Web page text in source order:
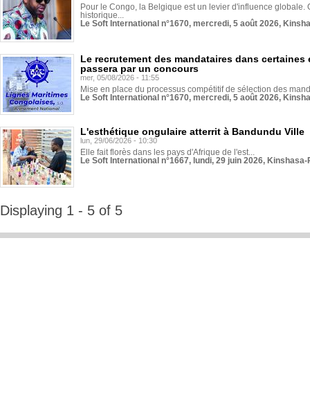
Pour le Congo, la Belgique est un levier d'influence globale.
historique...
Le Soft International n°1670, mercredi, 5 août 2026,
Le recrutement des mandataires dans
passera par un concours
mer, 05/08/2026 - 11:55
Mise en place du processus compétitif de sélection des
Le Soft International n°1670, mercredi, 5 août 2026,
L'esthétique ongulaire atterrit à Bandundu Ville
lun, 29/06/2026 - 10:30
Elle fait florès dans les pays d'Afrique de l'est...
Le Soft International n°1667, lundi, 29 juin 2026,
Displaying 1 - 5 of 5